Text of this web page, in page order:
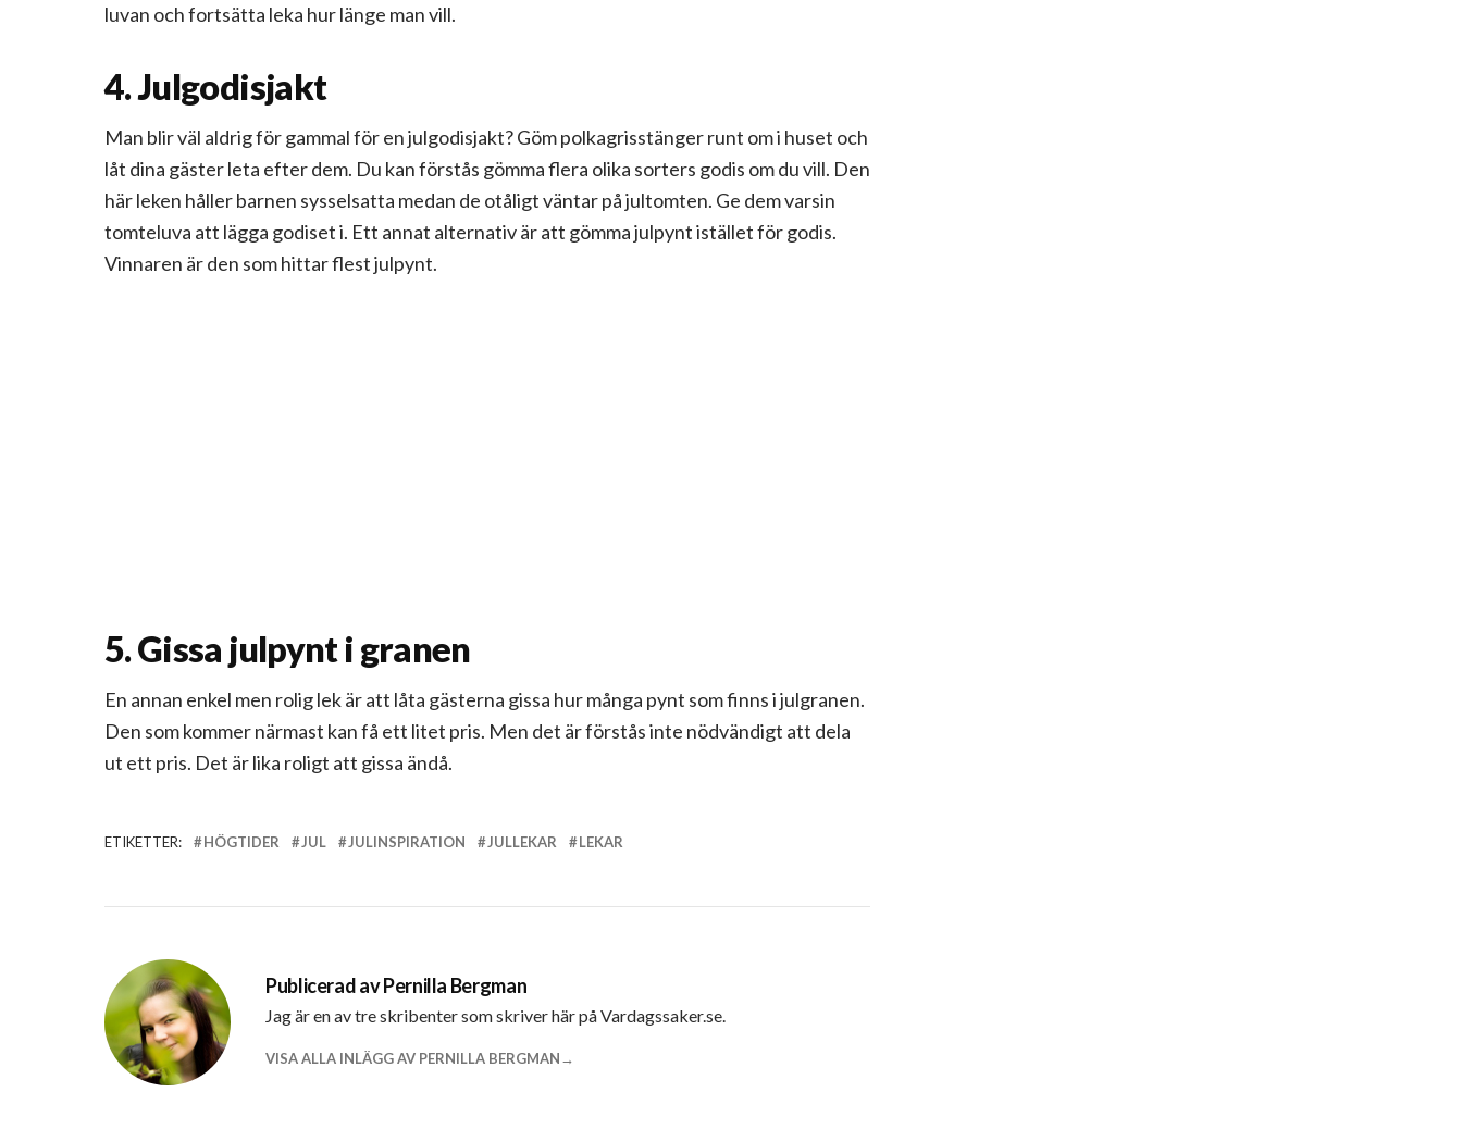
luvan och fortsätta leka hur länge man vill.
4. Julgodisjakt
Man blir väl aldrig för gammal för en julgodisjakt? Göm polkagrisstänger runt om i huset och
låt dina gäster leta efter dem. Du kan förstås gömma flera olika sorters godis om du vill. Den
här leken håller barnen sysselsatta medan de otåligt väntar på jultomten. Ge dem varsin
tomteluva att lägga godiset i. Ett annat alternativ är att gömma julpynt istället för godis.
Vinnaren är den som hittar flest julpynt.
5. Gissa julpynt i granen
En annan enkel men rolig lek är att låta gästerna gissa hur många pynt som finns i julgranen.
Den som kommer närmast kan få ett litet pris. Men det är förstås inte nödvändigt att dela
ut ett pris. Det är lika roligt att gissa ändå.
ETIKETTER: HÖGTIDER JUL JULINSPIRATION JULLEKAR LEKAR
Publicerad avPernilla Bergman
Jag är en av tre skribenter som skriver här på Vardagssaker.se.
VISA ALLA INLÄGG AV PERNILLA BERGMAN